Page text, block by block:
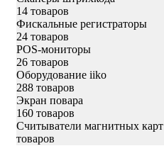
14 товаров
Фискальные регистраторы
24 товаров
POS-мониторы
26 товаров
Оборудование iiko
288 товаров
Экран повара
160 товаров
Считыватели магнитных карт
товаров